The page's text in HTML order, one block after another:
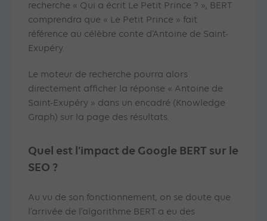
recherche « Qui a écrit Le Petit Prince ? », BERT
comprendra que « Le Petit Prince » fait
référence au célèbre conte d’Antoine de Saint-
Exupéry.
Le moteur de recherche pourra alors
directement afficher la réponse « Antoine de
Saint-Exupéry » dans un encadré (Knowledge
Graph) sur la page des résultats.
Quel est l’impact de Google BERT sur le
SEO ?
Au vu de son fonctionnement, on se doute que
l’arrivée de l’algorithme BERT a eu des